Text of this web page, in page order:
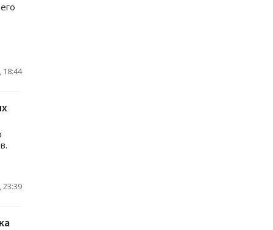
18:44
23:39